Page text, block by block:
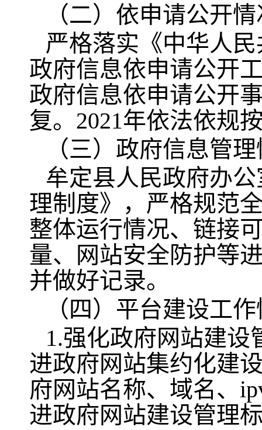
（二）依申请公开
严格落实《中华人
政府信息依申请公开
政府信息依申请公开
复。2021年依法依规
（三）政府信息管
牟定县人民政府办
理制度》，严格规范
整体运行情况、链接
量、网站安全防护等
并做好记录。
（四）平台建设工
1.强化政府网站建
进政府网站集约化建
府网站名称、域名、
进政府网站建设管理